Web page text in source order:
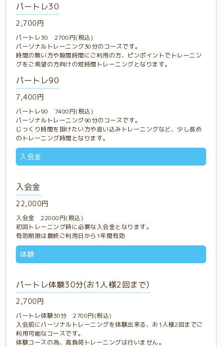
パートレ30
2,700円
パートレ30 2700円(税込)
パーソナルトレーニング30分のコースです。
時間の無い方や隙間時間にご利用の方、ピンポイントでトレーニン
グをご希望の方向けの短時間トレーニングとなります。
パートレ90
7,400円
パートレ90 7400円(税込)
パーソナルトレーニング90分のコースです。
じっくり時間を掛けたい方や追い込みトレーニングなど、少し長め
のトレーニング時間となります。
入会金
入会金
22,000円
入会金 22000円(税込)
初回トレーニング時に必要な入会金となります。
有効期限は最終ご利用日から1年間有効
体験
パートレ体験30分(お1人様2回まで)
2,700円
パートレ体験30分 2700円(税込)
入会前にパーソナルトレーニングを体験出来る、お1人様2回までご
利用可能なコースです。
体験コースの為、高負荷トレーニングは行いません。